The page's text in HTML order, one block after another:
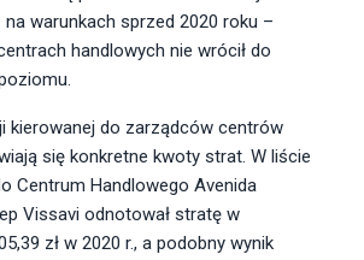
warunkach sprzed 2020 roku –
handlowych nie wrócił do
kierowanej do zarządców centrów
się konkretne kwoty strat. W liście
Centrum Handlowego Avenida
Vissavi odnotował stratę w
zł w 2020 r., a podobny wynik